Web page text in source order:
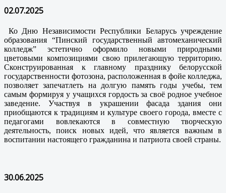
02.07.2025
Ко Дню Независимости Республики Беларусь учреждение
образования “Пинский государственный автомеханический
колледж” эстетично оформило новыми природными
цветовыми композициями свою прилегающую территорию.
Сконструированная к главному празднику белорусской
государственности фотозона, расположенная в фойе колледжа,
позволяет запечатлеть на долгую память годы учебы, тем
самым формируя у учащихся гордость за своё родное учебное
заведение. Участвуя в украшении фасада здания они
приобщаются к традициям и культуре своего города, вместе с
педагогами вовлекаются в совместную творческую
деятельность, поиск новых идей, что является важным в
воспитании настоящего гражданина и патриота своей страны.
30.06.2025